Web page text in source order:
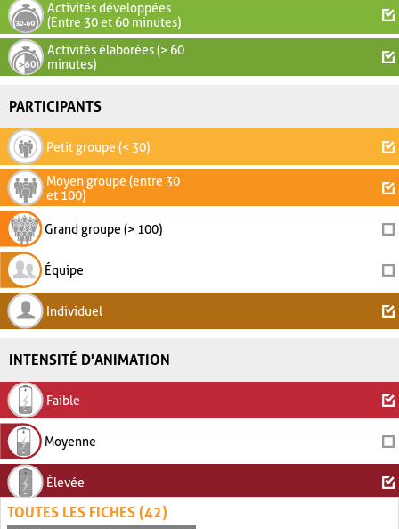
Activités développées
(Entre 30 et 60 minutes)
Activités élaborées (> 60
minutes)
PARTICIPANTS
Petit groupe (< 30)
Moyen groupe (entre 30
et 100)
Grand groupe (> 100)
Équipe
Individuel
INTENSITÉ D'ANIMATION
Faible
Moyenne
Élevée
TOUTES LES FICHES (42)